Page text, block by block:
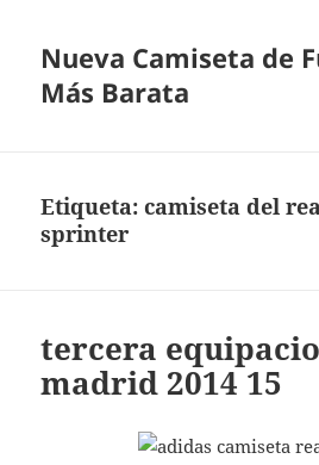
Nueva Camiseta de
Más Barata
Etiqueta:camiseta del
sprinter
tercera
madrid 2014 15